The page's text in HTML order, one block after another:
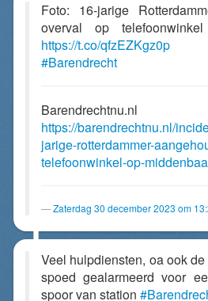
Foto: 16-jarige
overval op
https://t.co/qfzEZKgz0p
#Barendrecht
Barendrechtnu.nl
https://barendrechtnu.nl/
jarige-rotterdammer-
telefoonwinkel-op-
Zaterdag 30 december 2023 om
Veel hulpdiensten, oa ook
spoed gealarmeerd voor
spoor van station